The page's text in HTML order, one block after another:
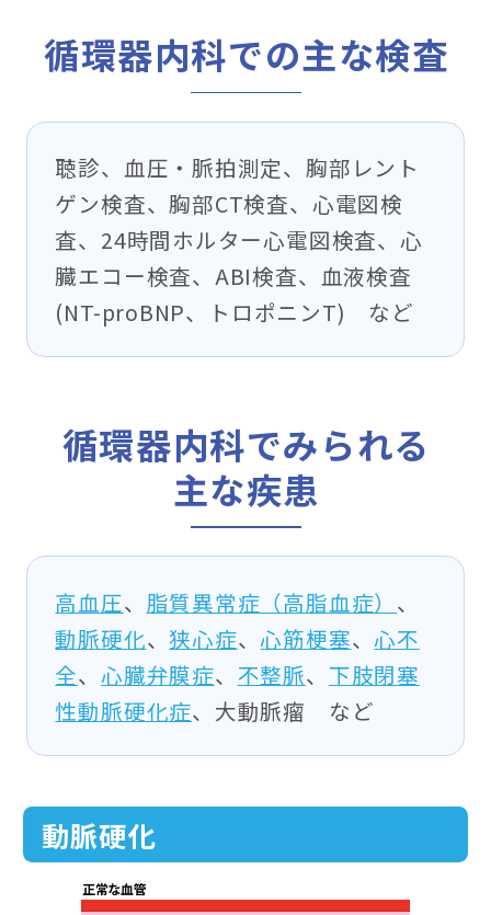
循環器内科での主な検査
聴診、血圧・脈拍測定、胸部レント
ゲン検査、胸部CT検査、心電図検
査、24時間ホルター心電図検査、心
臓エコー検査、ABI検査、血液検査
(NT-proBNP、トロポニンT) など
循環器内科でみられる
主な疾患
高血圧、 脂質異常症（高脂血症） 、
動脈硬化、狭心症、心筋梗塞、心不
全、 心臓弁膜症、 不整脈、 下肢閉塞
性動脈硬化症、大動脈瘤 など
動脈硬化